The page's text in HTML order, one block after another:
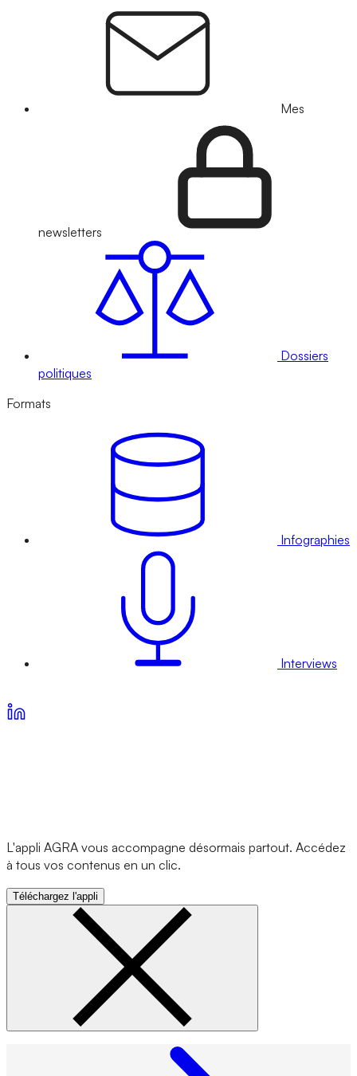
Mes
newsletters
Dossiers
politiques
Formats
Infographies
Interviews
L'appli AGRA vous accompagne désormais partout. Accédez
à tous vos contenus en un clic.
Téléchargez l'appli